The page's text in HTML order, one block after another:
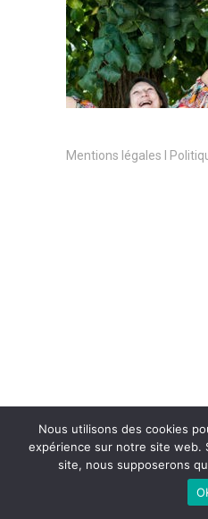
Chez Bonjour
Mentions légales l
Nous utilisons des cookies
expérience sur notre site web.
site, nous supposerons